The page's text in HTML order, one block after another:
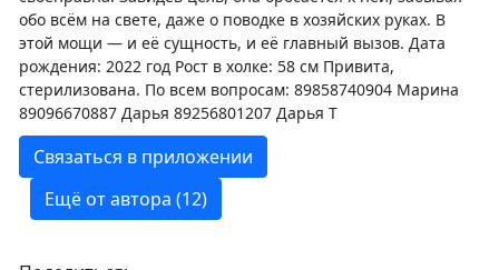
обо всём на свете, даже о поводке в хозяйских руках. В
этой мощи — и её сущность, и её главный вызов. Дата
рождения: 2022 год Рост в холке: 58 см Привита,
стерилизована. По всем вопросам: 89858740904 Марина
89096670887 Дарья 89256801207 Дарья Т
Связаться в приложении
Ещё от автора (12)